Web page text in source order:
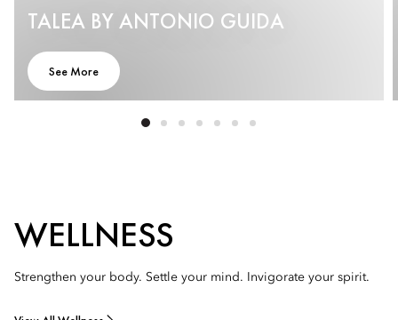
TALEA BY ANTONIO GUIDA
See More
WELLNESS
Strengthen your body. Settle your mind. Invigorate your spirit.